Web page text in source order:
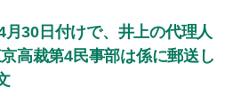
月30日付けで、井上の代理人
高裁第4民事部は係に郵送し